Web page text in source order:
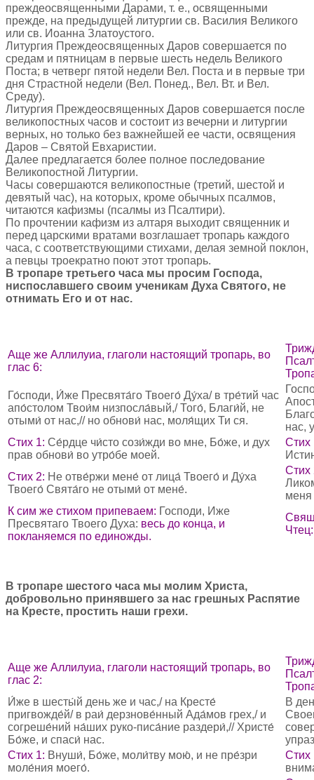
преждеосвященными Дарами, т. е., освященными
прежде, на предыдущей литургии св. Василия Великого
или св. Иоанна Златоустого.
Литургия Преждеосвященных Даров совершается по
средам и пятницам в первые шесть недель Великого
Поста; в четверг пятой недели Вел. Поста и в первые три
дня Страстной недели (Вел. Понед., Вел. Вт. и Вел.
Среду).
Литургия Преждеосвященных Даров совершается после
великопостных часов и состоит из вечерни и литургии
верных, но только без важнейшей ее части, освящения
Даров – Святой Евхаристии.
Далее предлагается более полное последование
Великопостной Литургии.
Часы совершаются великопостные (третий, шестой и
девятый час), на которых, кроме обычных псалмов,
читаются кафизмы (псалмы из Псалтири).
По прочтении кафизм из алтаря выходит священник и
перед царскими вратами возглашает тропарь каждого
часа, с соответствующими стихами, делая земной поклон,
а певцы троекратно поют этот тропарь.
В тропаре третьего часа мы просим Господа,
ниспославшего своим ученикам Духа Святого, не
отнимать Его и от нас.
Аще же Аллилуиа, глаголи настоящий тропарь, во
глас 6:
Го́споди, И́же Пресвята́го Твоего́ Ду́ха/ в тре́тий час
апо́столом Твои́м низпосла́вый,/ Того́, Благи́й, не
отыми́ от нас,// но обнови́ нас, моля́щих Ти ся.
нас,
Стих 1: Се́рдце чи́сто сози́жди во мне, Бо́же, и дух
прав обнови́ во утро́бе моей.
Стих
Стих 2: Не отве́ржи мене́ от лица́ Твоего́ и Ду́ха
Твоего́ Свята́го не отыми́ от мене́.
Стих
меня
К сим же стихом припеваем: Господи, Иже
Пресвятаго Твоего Духа: весь до конца, и
покланяемся по единожды.
В тропаре шестого часа мы молим Христа,
добровольно принявшего за нас грешных Распятие
на Кресте, простить наши грехи.
Аще же Аллилуиа, глаголи настоящий тропарь, во
глас 2:
И́же в шесты́й день же и час,/ на Кресте́
пригвожде́й/ в раи́ дерзнове́нный Ада́мов грех,/ и
согреше́ний на́ших руко-писа́ние раздери́,// Христе́
Бо́же, и спаси́ нас.
В
Стих 1: Внуши́, Бо́же, моли́тву мою́, и не пре́зри
моле́ния моего́.
Стих